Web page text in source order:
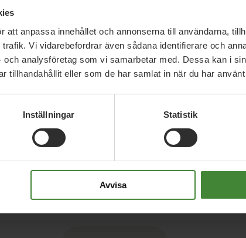
att anpassa innehållet och annonserna till användarna,
Vi vidarebefordrar även sådana identifierare och
analysföretag som vi samarbetar med. Dessa kan i
tillhandahållit eller som de har samlat in när du har
Inställningar Statistik
Avvisa
Relaterade nyheter
SvD:s ledarpodd: Den nya